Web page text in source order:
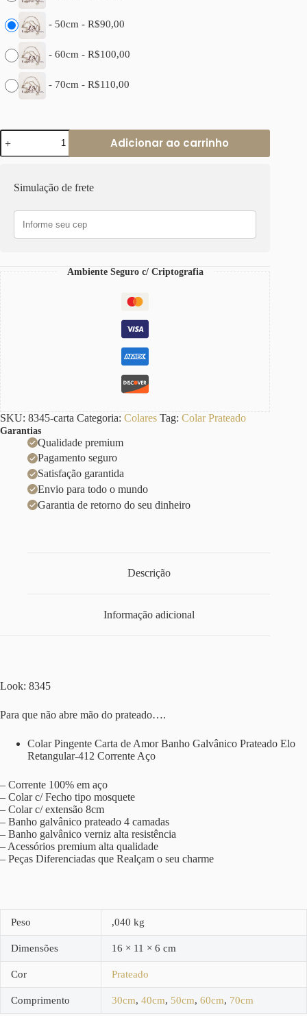
- 50cm - R$90,00
- 60cm - R$100,00
- 70cm - R$110,00
Colar
Pingente
Carta
Banho
Prateado
Retangular-
Adicionar ao carrinho
Simulação de frete
Ambiente Seguro c/ Criptografia
SKU: 8345-carta Categoria: Colares Tag: Colar Prateado
Garantias
Qualidade premium
Pagamento seguro
Satisfação garantida
Envio para todo o mundo
Garantia de retorno do seu dinheiro
Descrição
Informação adicional
Look: 8345
Para que não abre mão do prateado….
Colar Pingente Carta de Amor Banho Galvânico Prateado Elo
Retangular-412 Corrente Aço
– Corrente 100% em aço
– Colar c/ Fecho tipo mosquete
– Colar c/ extensão 8cm
– Banho galvânico prateado 4 camadas
– Banho galvânico verniz alta resistência
– Acessórios premium alta qualidade
– Peças Diferenciadas que Realçam o seu charme
Peso ,040 kg
Dimensões 16 × 11 × 6 cm
Cor Prateado
Comprimento 30cm, 40cm, 50cm, 60cm, 70cm